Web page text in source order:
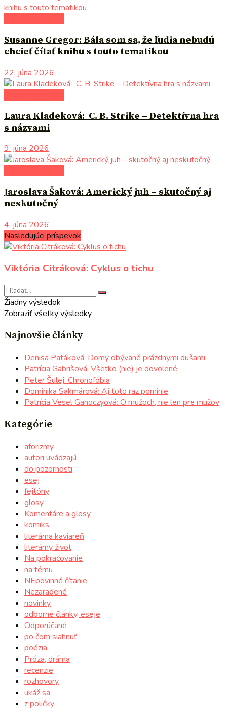
Susanne Gregor: Bála som sa, že ľudia nebudú
chcieť čítať knihu s touto tematikou
22. júna 2026
Laura Kladeková: C. B. Strike – Detektívna hra
s názvami
9. júna 2026
Jaroslava Šaková: Americký juh – skutočný aj
neskutočný
4. júna 2026
Nasledujúci príspevok
Viktória Citráková: Cyklus o tichu
Žiadny výsledok
Zobraziť všetky výsledky
Najnovšie články
Denisa Patáková: Domy obývané prázdnymi dušami
Patrícia Gabrišová: Všetko (nie) je dovolené
Peter Šulej: Chronofóbia
Dominika Sakmárová: Aj toto raz pominie
Patrícia Vesel Ganoczyová: O mužoch, nie len pre mužov
Kategórie
aforizmy
autori uvádzajú
do pozornosti
esej
fejtóny
glosy
Komentáre a glosy
komiks
literárna kaviareň
literárny život
Na pokračovanie
na tému
NEpovinné čítanie
Nezaradené
novinky
odborné články, eseje
Odporúčané
po čom siahnuť
poézia
Próza, dráma
recenzie
rozhovory
ukáž sa
z poličky